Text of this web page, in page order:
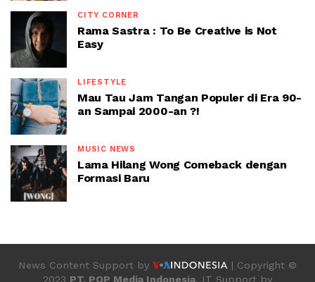
CITY CORNER
Rama Sastra : To Be Creative is Not
Easy
LIFESTYLE
Mau Tau Jam Tangan Populer di Era 90-
an Sampai 2000-an ?!
MUSIC NEWS
Lama Hilang Wong Comeback dengan
Formasi Baru
News Content Support by
| Copyright ©
2023 PT. POP Media Indonesia, IT Support by